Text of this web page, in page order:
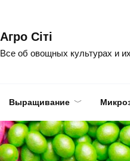
Агро Сіті
Все об овощных культурах и
Выращивание